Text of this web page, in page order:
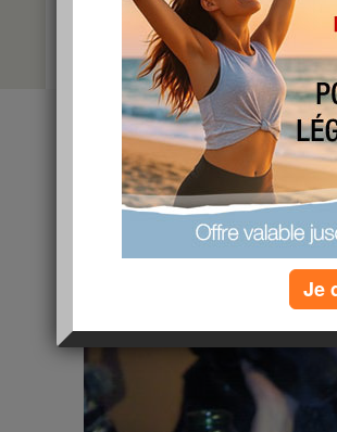
‹ Préc. 61 63 64 65
Merci!!
publié le 17/10/2012 à 20:43
Je